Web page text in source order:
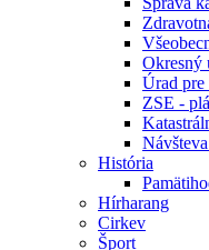
Okresný
Úrad pre
ZSE -
História
Hírharang
Cirkev
Šport